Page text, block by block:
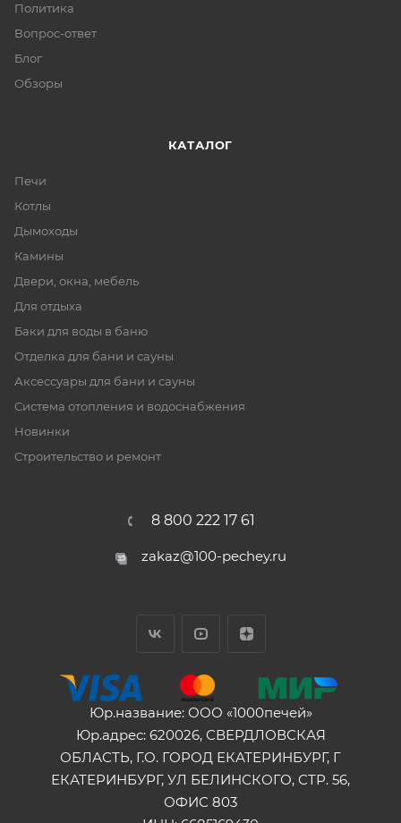
Политика
Вопрос-ответ
Блог
Обзоры
КАТАЛОГ
Печи
Котлы
Дымоходы
Камины
Двери, окна, мебель
Для отдыха
Баки для воды в баню
Отделка для бани и сауны
Аксессуары для бани и сауны
Система отопления и водоснабжения
Новинки
Строительство и ремонт
8 800 222 17 61
zakaz@100-pechey.ru
Юр.название: ООО «1000печей»
Юр.адрес: 620026, СВЕРДЛОВСКАЯ
ОБЛАСТЬ, Г.О. ГОРОД ЕКАТЕРИНБУРГ, Г
ЕКАТЕРИНБУРГ, УЛ БЕЛИНСКОГО, СТР. 56,
ОФИС 803